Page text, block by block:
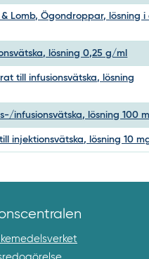
Lomb, Ögondroppar, lösning i
lösning 0,25 g/ml
till infusionsvätska, lösning
infusionsvätska, lösning 100
injektionsvätska, lösning 10